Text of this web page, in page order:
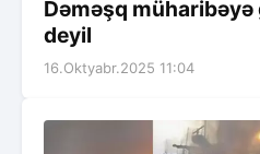
Dəməşq
deyil
16.Oktyabr.2025 11:04